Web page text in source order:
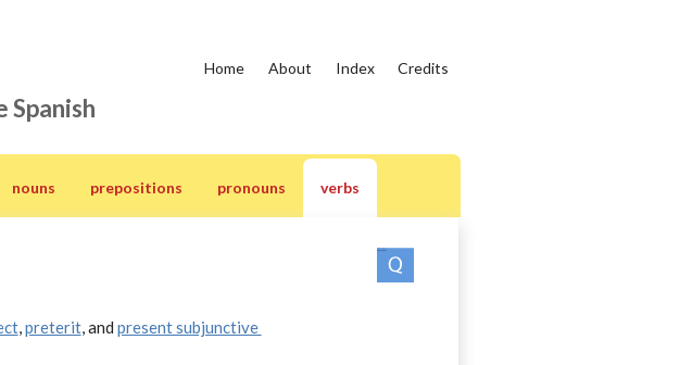
Credits
Index
About
Home
nouns prepositions pronouns verbs
,preterit, and present subjunctive